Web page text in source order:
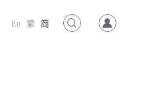
En 繁 简